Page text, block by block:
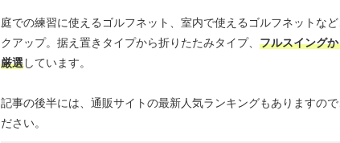
庭での練習に使えるゴルフネット、室内で使えるゴルフネットな
クアップ。据え置きタイプから折りたたみタイプ、 フルスイング
厳選しています。
記事の後半には、通販サイトの最新人気ランキングもありますの
ださい。